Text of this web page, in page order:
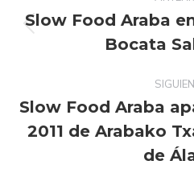
publicaciones
Slow Food Araba
Bocata
Slow Food Araba
2011 de Arabako
de